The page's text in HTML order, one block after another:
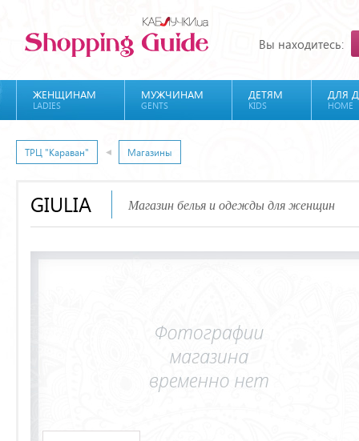
Вы находитесь:
ЖЕНЩИНАМ
LADIES
МУЖЧИНАМ
GENTS
ДЕТЯМ
KIDS
ДЛЯ
HOME
ТРЦ "Караван" Магазины
GIULIA Магазин белья и одежды для женщин